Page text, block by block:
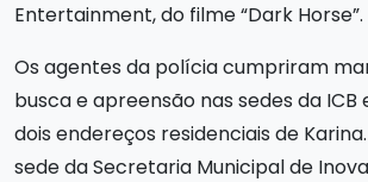
Entertainment, do filme “Dark Horse”.
Os agentes da polícia cumpriram
busca e apreensão nas sedes da ICB
dois endereços residenciais de
sede da Secretaria Municipal de